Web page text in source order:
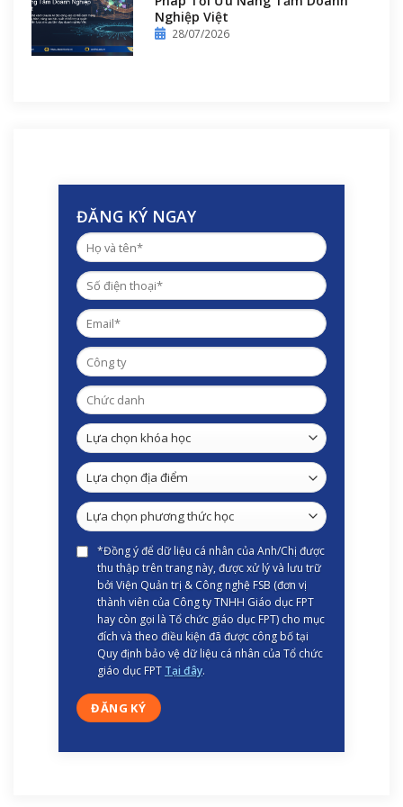
Nghiệp Việt
28/07/2026
ĐĂNG KÝ NGAY
*Đồng ý để dữ liệu cá nhân của Anh/Chị được
thu thập trên trang này, được xử lý và lưu trữ
bởi Viện Quản trị & Công nghệ FSB (đơn vị
thành viên của Công ty TNHH Giáo dục FPT
hay còn gọi là Tổ chức giáo dục FPT) cho mục
đích và theo điều kiện đã được công bố tại
Quy định bảo vệ dữ liệu cá nhân của Tổ chức
giáo dục FPT Tại đây.